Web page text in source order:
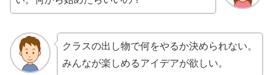
クラスの出し物で何をやるか決められない。
みんなが楽しめるアイデアが欲しい。